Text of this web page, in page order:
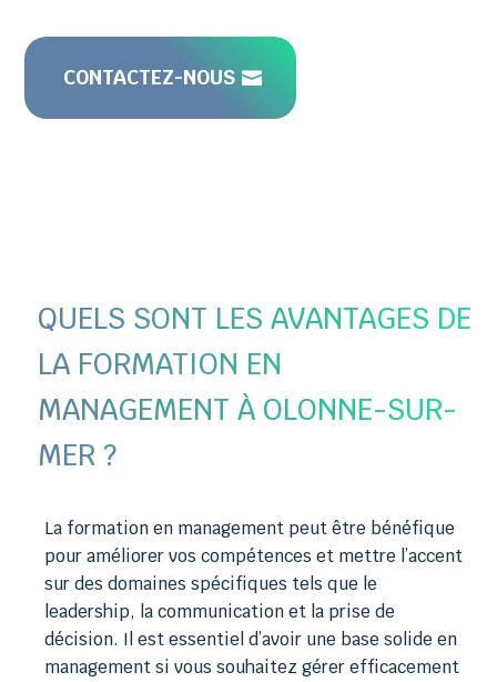
CONTACTEZ-NOUS
QUELS SONT LES AVANTAGES DE
LA FORMATION EN
MANAGEMENT À OLONNE-SUR-
MER ?
La formation en management peut être bénéfique
pour améliorer vos compétences et mettre l’accent
sur des domaines spécifiques tels que le
leadership, la communication et la prise de
décision. Il est essentiel d’avoir une base solide en
management si vous souhaitez gérer efficacement